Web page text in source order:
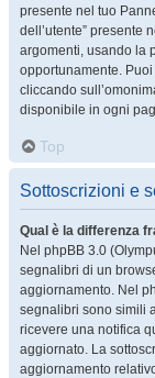
presente nel tuo
dell’utente” presente
argomenti, usando la
opportunamente.
cliccando
disponibile in ogni
Top
Sottoscrizioni e
Qual è la differenza
Nel phpBB 3.0
segnalibri di un
aggiornamento. Nel
segnalibri sono simili
ricevere una notifica
aggiornato. La
aggiornamento